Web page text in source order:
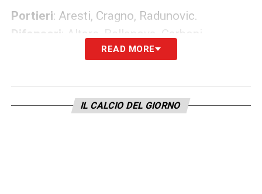
Portieri: Aresti, Cragno, Radunovic.
Difensori : Altare, Bellanova, Carboni,
Ceppitelli, Dalbert, Lykogiannis, Obert, Zappa.
Nandez, Oliva, Pereiro.
Attaccanti: Ceter, Joao Pedro, Keita Balde,
READ MORE
IL CALCIO DEL GIORNO